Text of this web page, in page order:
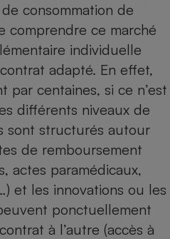
consommation de
comprendre ce marché
individuelle
adapté. En effet,
par centaines, si ce n’est
différents niveaux de
sont structurés autour
de remboursement
actes paramédicaux,
et les innovations ou les
ponctuellement
à l’autre (accès à